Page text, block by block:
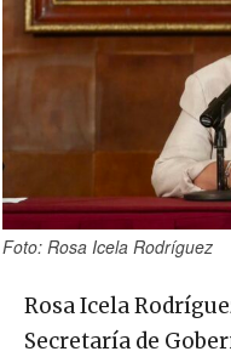
Foto: Rosa Icela Rodríguez
Rosa Icela
Secretaría de